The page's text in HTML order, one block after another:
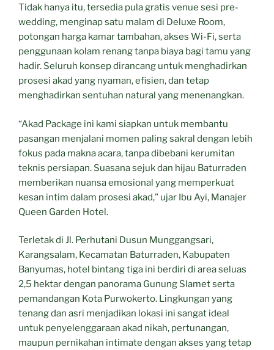
Tidak hanya itu, tersedia pula gratis venue sesi pre-
wedding, menginap satu malam di Deluxe Room,
potongan harga kamar tambahan, akses Wi-Fi, serta
penggunaan kolam renang tanpa biaya bagi tamu yang
hadir. Seluruh konsep dirancang untuk menghadirkan
prosesi akad yang nyaman, efisien, dan tetap
menghadirkan sentuhan natural yang menenangkan.
“Akad Package ini kami siapkan untuk membantu
pasangan menjalani momen paling sakral dengan lebih
fokus pada makna acara, tanpa dibebani kerumitan
teknis persiapan. Suasana sejuk dan hijau Baturraden
memberikan nuansa emosional yang memperkuat
kesan intim dalam prosesi akad,” ujar Ibu Ayi, Manajer
Queen Garden Hotel.
Terletak di Jl. Perhutani Dusun Munggangsari,
Karangsalam, Kecamatan Baturraden, Kabupaten
Banyumas, hotel bintang tiga ini berdiri di area seluas
2,5 hektar dengan panorama Gunung Slamet serta
pemandangan Kota Purwokerto. Lingkungan yang
tenang dan asri menjadikan lokasi ini sangat ideal
untuk penyelenggaraan akad nikah, pertunangan,
maupun pernikahan intimate dengan akses yang tetap